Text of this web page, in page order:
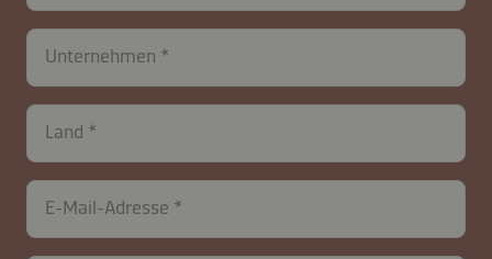
Unternehmen
Land
E-Mail-Adresse